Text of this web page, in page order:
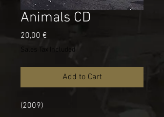
Animals CD
20,00 €
Sales Tax Included
Add to Cart
(2009)